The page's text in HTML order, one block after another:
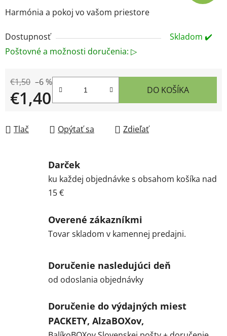
Harmónia a pokoj vo vašom priestore
Dostupnosť
Skladom ✔️
Poštovné a možnosti doručenia: ▷
€1,50 –6 %
€1,40 DO KOŠÍKA
Tlač Opýtať sa Zdieľať
Darček
ku každej objednávke s obsahom košíka nad
15 €
Overené zákazníkmi
Tovar skladom v kamennej predajni.
Doručenie nasledujúci deň
od odoslania objednávky
Doručenie do výdajných miest
PACKETY, AlzaBOXov,